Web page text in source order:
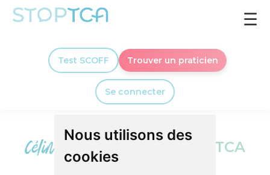
Nous utilisons des
cookies
☰
Test SCOFF Trouver un praticien
Se connecter
Céline, Fondatrice de StopTCA